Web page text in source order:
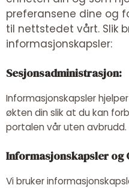
preferansene dine og
til nettstedet vårt. Slik
informasjonskapsler:
Sesjonsadministrasjon:
Informasjonskapsler
økten din slik at du kan
portalen vår uten avbrudd.
Informasjonskapsler og
Vi bruker